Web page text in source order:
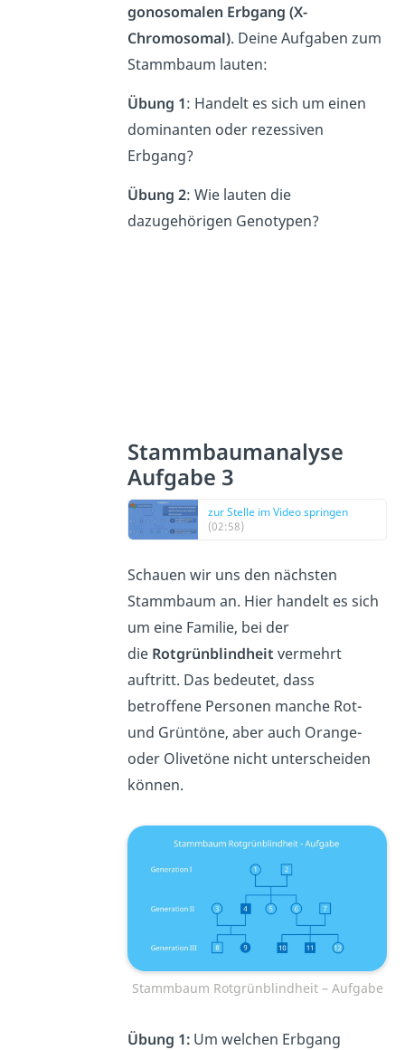
gonosomalen Erbgang (X-
Chromosomal). Deine Aufgaben zum
Stammbaum lauten:
Übung 1: Handelt es sich um einen
dominanten oder rezessiven
Erbgang?
Übung 2: Wie lauten die
dazugehörigen Genotypen?
Stammbaumanalyse
Aufgabe 3
zur Stelle im Video springen
(02:58)
Schauen wir uns den nächsten
Stammbaum an. Hier handelt es sich
um eine Familie, bei der
die Rotgrünblindheitvermehrt
auftritt. Das bedeutet, dass
betroffene Personen manche Rot-
und Grüntöne, aber auch Orange-
oder Olivetöne nicht unterscheiden
können.
Stammbaum Rotgrünblindheit – Aufgabe
Übung 1: Um welchen Erbgang